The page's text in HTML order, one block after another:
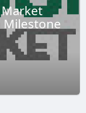
Milestone